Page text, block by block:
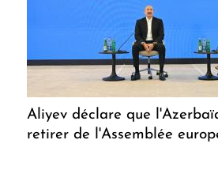
Aliyev déclare que
retirer de l'Assemblée